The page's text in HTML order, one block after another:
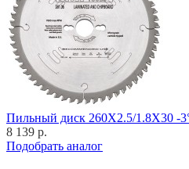
Пильный диск 260X2.5/1.8X30 -
8 139 р.
Подобрать аналог